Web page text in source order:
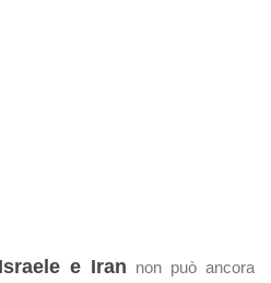
e Iran non può ancora